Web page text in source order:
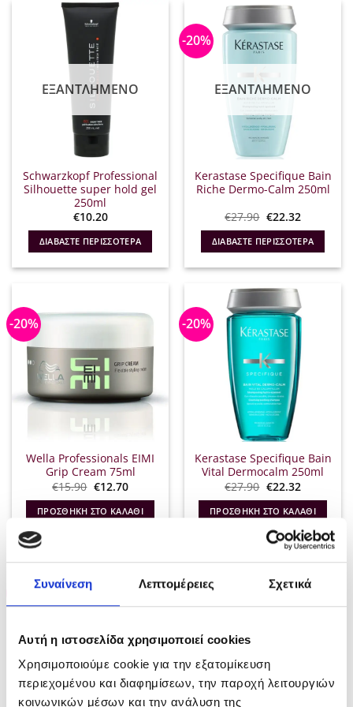
Συναίνεση Λεπτομέρειες Σχετικά
Αυτή η ιστοσελίδα χρησιμοποιεί cookies
Χρησιμοποιούμε cookie για την εξατομίκευση
περιεχομένου και διαφημίσεων, την παροχή λειτουργιών
κοινωνικών μέσων και την ανάλυση της
ΕΞΑΝΤΛΗΜΈΝΟ
Schwarzkopf Professional
Silhouette super hold gel
250ml
€10.20
ΔΙΑΒΆΣΤΕ ΠΕΡΙΣΣΌΤΕΡΑ
-20%
ΕΞΑΝΤΛΗΜΈΝΟ
Kerastase Specifique Bain
Riche Dermo-Calm 250ml
€27.90 Original
was:
€27.90.
€22.32Η
τιμή
είναι:
€22.32.
ΔΙΑΒΆΣΤΕ ΠΕΡΙΣΣΌΤΕΡΑ
-20%
Wella Professionals EIMI
Grip Cream 75ml
€15.90 Original
price
was:
€15.90.
€12.70Η
τιμή
είναι:
ΠΡΟΣΘΉΚΗ ΣΤΟ ΚΑΛΆΘΙ
-20%
Kerastase Specifique Bain
Vital Dermocalm 250ml
€27.90 Original
price
was:
€27.90.
€22.32Η
τρέχουσα
τιμή
είναι:
€22.32.
ΠΡΟΣΘΉΚΗ ΣΤΟ ΚΑΛΆΘΙ
-20% -35%
ΕΞΑΝΤΛΗΜΈΝΟ